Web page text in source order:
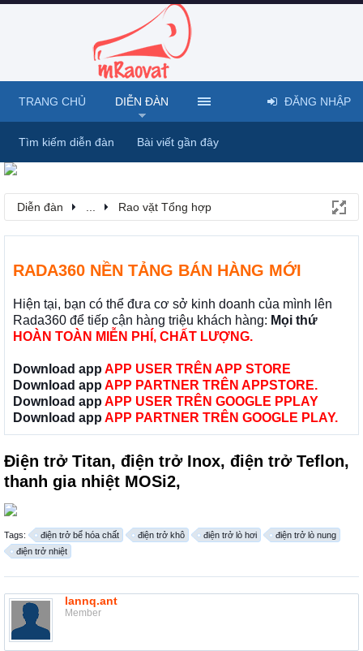
Diễn đàn Rao vặt Tổng hợp
RADA360 NỀN TẢNG BÁN HÀNG MỚI
Hiện tại, bạn có thể đưa cơ sở kinh doanh của mình lên
Rada360 để tiếp cận hàng triệu khách hàng: Mọi thứ
HOÀN TOÀN MIỄN PHÍ, CHẤT LƯỢNG.
Download app APP USER TRÊN APP STORE
Download app APP PARTNER TRÊN APPSTORE.
Download app APP USER TRÊN GOOGLE PPLAY
Download app APP PARTNER TRÊN GOOGLE PLAY.
Điện trở Titan, điện trở Inox, điện trở Teflon,
thanh gia nhiệt MOSi2,
Tags: điện trở bể hóa chất điện trở khô điện trở lò hơi
điện trở lò nung
điện trở nhiệt
lannq.ant
Member
TRANG CHỦ DIỄN ĐÀN
Tìm kiếm diễn đàn Bài viết gần đây
ĐĂNG NHẬP